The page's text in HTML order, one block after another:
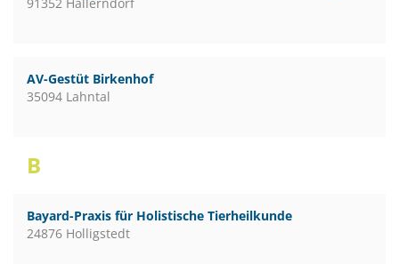
AV-Gestüt Birkenhof
35094 Lahntal
B
Bayard-Praxis für Holistische Tierheilkunde
24876 Holligstedt